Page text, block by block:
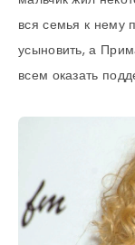
вся семья к нему
усыновить, а
всем оказать